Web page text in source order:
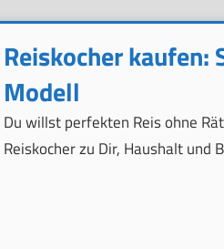
Reiskocher kaufen:
Modell
Du willst perfekten Reis ohne
Reiskocher zu Dir, Haushalt und